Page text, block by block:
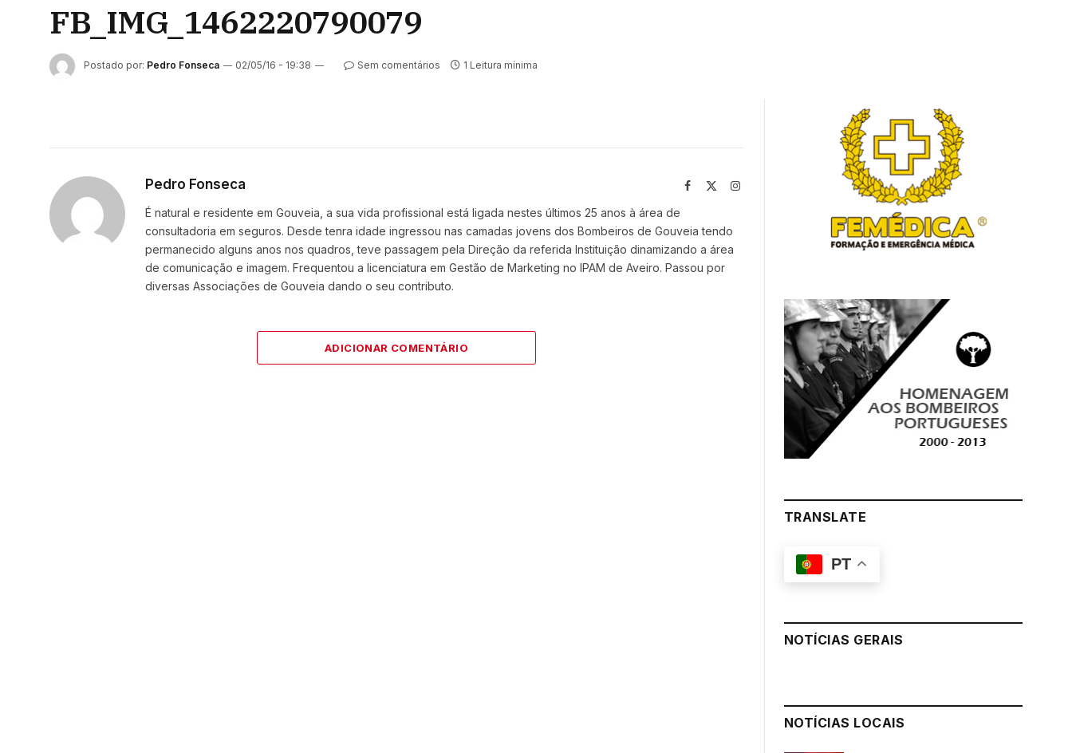
FB_IMG_1462220790079
Postado por: Pedro Fonseca 02/05/16 - 19:38 Sem comentários 1 Leitura mínima
Pedro Fonseca Facebook Instagram
É natural e residente em Gouveia, a sua vida profissional está ligada nestes últimos 25 anos à área de
consultadoria em seguros. Desde tenra idade ingressou nas camadas jovens dos Bombeiros de Gouveia tendo
permanecido alguns anos nos quadros, teve passagem pela Direção da referida Instituição dinamizando a área
de comunicação e imagem. Frequentou a licenciatura em Gestão de Marketing no IPAM de Aveiro. Passou por
diversas Associações de Gouveia dando o seu contributo.
ADICIONAR COMENTÁRIO
TRANSLATE
PT
NOTÍCIAS GERAIS
NOTÍCIAS LOCAIS